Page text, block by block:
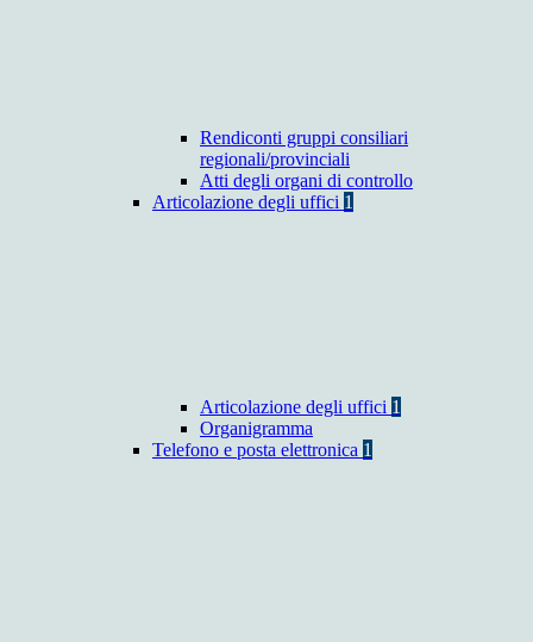
Rendiconti gruppi consiliari
regionali/provinciali
Atti degli organi di controllo
Articolazione degli uffici 1
Articolazione degli uffici 1
Organigramma
Telefono e posta elettronica 1